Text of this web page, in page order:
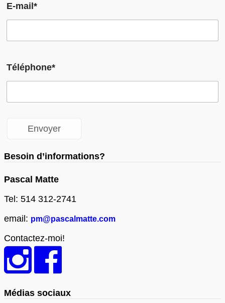
E-mail*
Téléphone*
Besoin d’informations?
Pascal Matte
Tel: 514 312-2741
email: pm@pascalmatte.com
Contactez-moi!
Médias sociaux